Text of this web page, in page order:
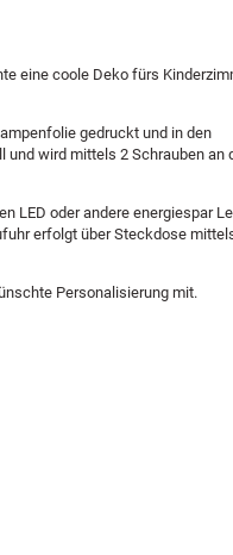
eine coole Deko fürs
gedruckt und in den
wird mittels 2 Schrauben an
LED oder andere energiespar
erfolgt über Steckdose
Personalisierung mit.